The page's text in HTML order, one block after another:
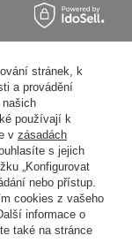
stránek, k
a provádění
používají k
v zásadách
s jejich
„Konfigurovat
nebo přístup.
cookies z vašeho
informace o
také na stránce